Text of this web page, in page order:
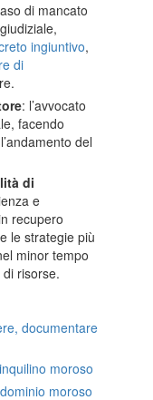
di mancato
ingiuntivo,
di
: l’avvocato
facendo
del
di
e
recupero
le strategie più
minor tempo
risorse.
documentare
moroso
moroso